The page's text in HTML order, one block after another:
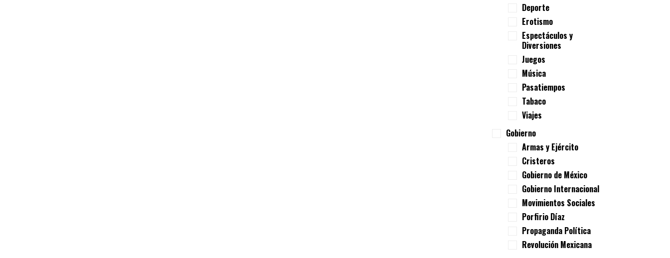
Deporte
Erotismo
Espectáculos y
Diversiones
Juegos
Música
Pasatiempos
Tabaco
Viajes
Gobierno
Armas y Ejército
Cristeros
Gobierno de México
Gobierno Internacional
Movimientos Sociales
Porfirio Díaz
Propaganda Política
Revolución Mexicana